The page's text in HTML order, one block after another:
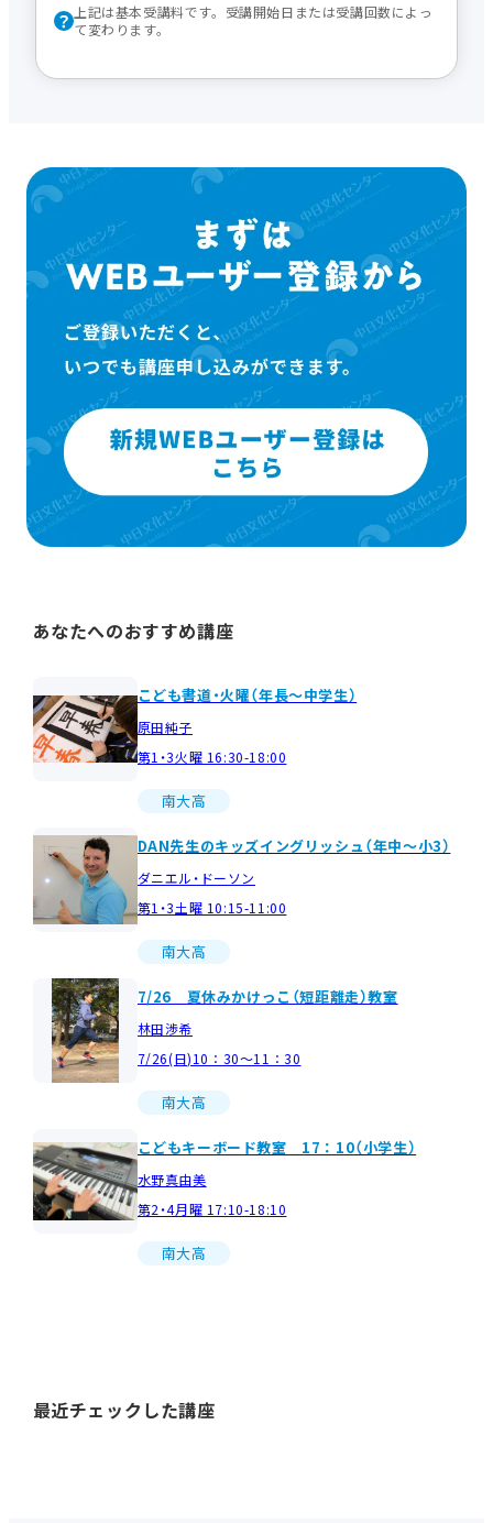
上記は基本受講料です。受講開始日または受講回数によっ
て変わります。
あなたへのおすすめ講座
こども書道・火曜（年長～中学生）
原田純子
第1・3火曜 16:30-18:00
南大高
DAN先生のキッズイングリッシュ（年中～小3）
ダニエル・ドーソン
第1・3土曜 10:15-11:00
南大高
7/26 夏休みかけっこ（短距離走）教室
林田渉希
7/26(日)10：30～11：30
南大高
こどもキーボード教室 17：10（小学生）
水野真由美
第2・4月曜 17:10-18:10
南大高
最近チェックした講座